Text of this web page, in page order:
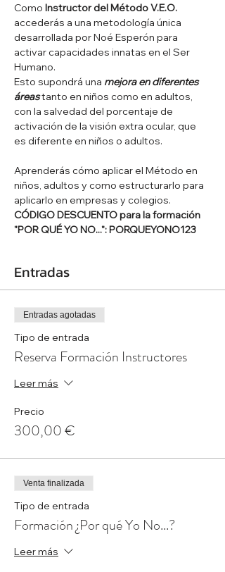
Como Instructor del Método V.E.O.
accederás a una metodología única
desarrollada por Noé Esperón para
activar capacidades innatas en el Ser
Humano.
Esto supondrá una mejora en diferentes
áreas tanto en niños como en adultos,
con la salvedad del porcentaje de
activación de la visión extra ocular, que
es diferente en niños o adultos.
Aprenderás cómo aplicar el Método en
niños, adultos y como estructurarlo para
aplicarlo en empresas y colegios.
CÓDIGO DESCUENTO para la formación
"POR QUÉ YO NO...": PORQUEYONO123
Entradas
Entradas agotadas
Tipo de entrada
Reserva Formación Instructores
Leer más
Precio
300,00 €
Venta finalizada
Tipo de entrada
Formación ¿Por qué Yo No...?
Leer más